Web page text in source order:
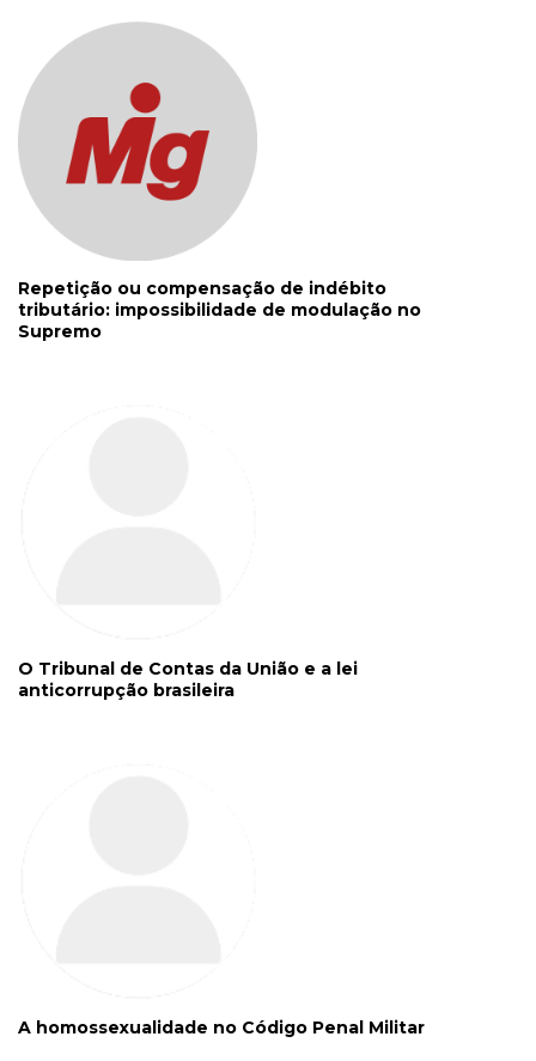
Repetição ou compensação de indébito
tributário: impossibilidade de modulação no
Supremo
O Tribunal de Contas da União e a lei
anticorrupção brasileira
A homossexualidade no Código Penal Militar